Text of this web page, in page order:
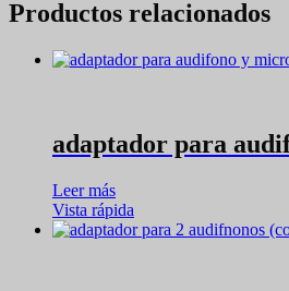
Productos relacionados
adaptador para
Leer más
Vista rápida